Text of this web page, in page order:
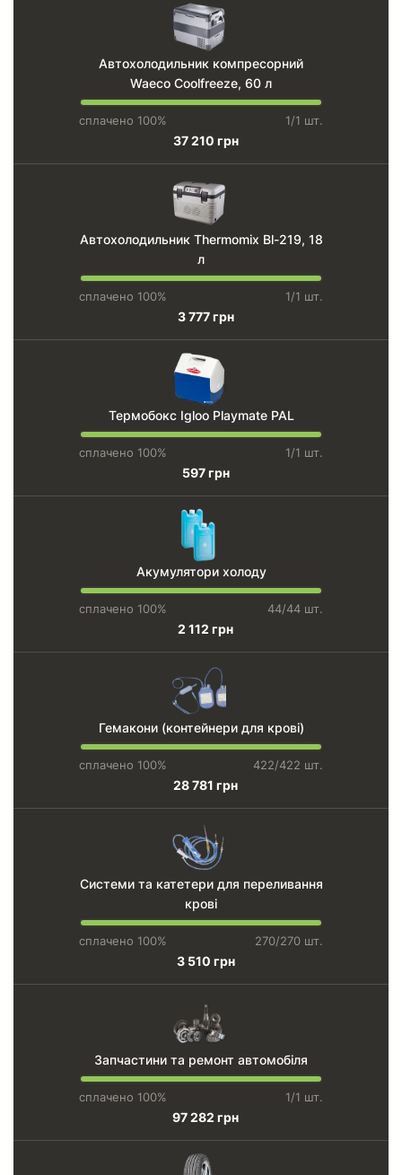
Автохолодильник компресорний
Waeco Coolfreeze, 60 л
сплачено 100% 1/1 шт.
37 210 грн
Автохолодильник Thermomix Bl-219, 18
л
сплачено 100% 1/1 шт.
3 777 грн
Термобокс Igloo Playmate PAL
сплачено 100% 1/1 шт.
597 грн
Акумулятори холоду
сплачено 100% 44/44 шт.
2 112 грн
Гемакони (контейнери для крові)
сплачено 100% 422/422 шт.
28 781 грн
Системи та катетери для переливання
крові
сплачено 100% 270/270 шт.
3 510 грн
Запчастини та ремонт автомобіля
сплачено 100% 1/1 шт.
97 282 грн